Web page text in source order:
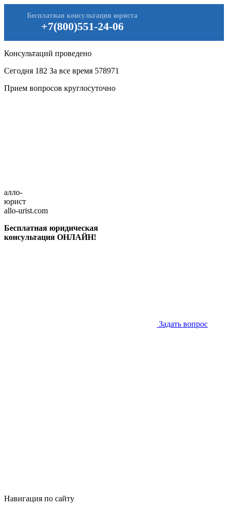
+7(800)551-24-06
Бесплатная консультация юриста
Консультаций проведено
Сегодня 182 За все время 578971
Прием вопросов круглосуточно
алло-
юрист
allo-urist.com
Бесплатная юридическая
консультация ОНЛАЙН!
Задать вопрос
Навигация по сайту